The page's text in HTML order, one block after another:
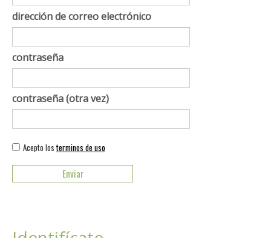
dirección de correo electrónico
contraseña
contraseña (otra vez)
Acepto los terminos de uso